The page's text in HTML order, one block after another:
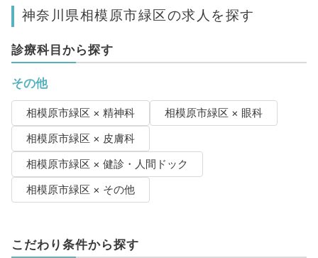
神奈川県相模原市緑区の求人を探す
診療科目から探す
その他
相模原市緑区 × 精神科
相模原市緑区 × 眼科
相模原市緑区 × 皮膚科
相模原市緑区 × 健診・人間ドック
相模原市緑区 × その他
こだわり条件から探す